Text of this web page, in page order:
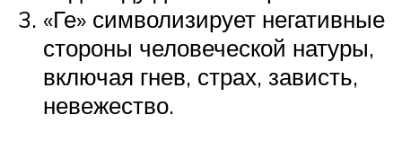
«Ге» символизирует негативные
стороны человеческой натуры,
включая гнев, страх, зависть,
невежество.